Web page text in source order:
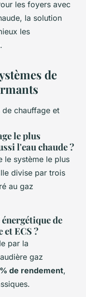
les foyers avec
la solution
les
.
de
le plus
l'eau chaude ?
le système le plus
divise par trois
au gaz
de
ECS ?
par la
gaz
de rendement,